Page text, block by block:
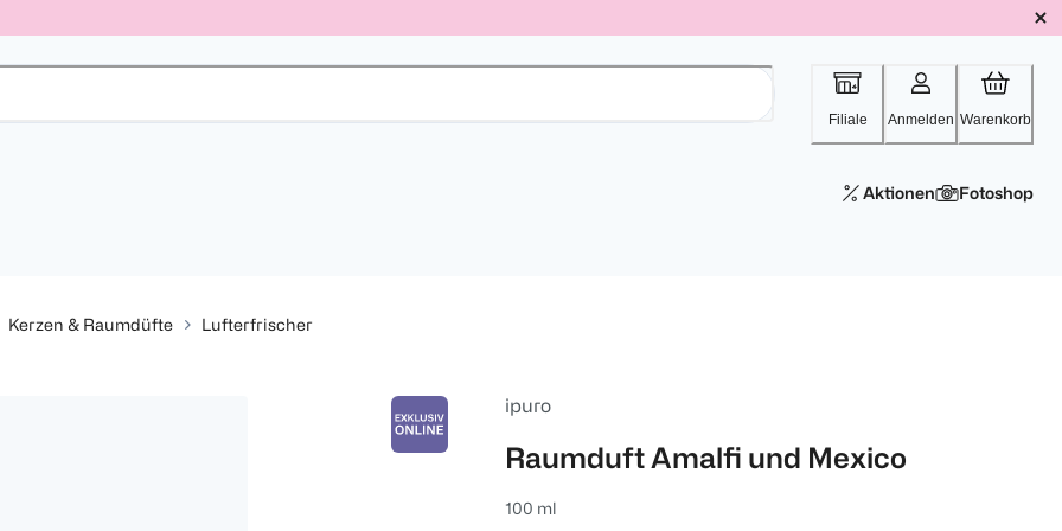
Filiale Anmelden Warenkorb
Aktionen Fotoshop
Kerzen & Raumdüfte Lufterfrischer
ipuro
Raumduft Amalfi und Mexico
100 ml